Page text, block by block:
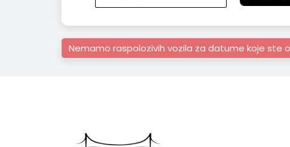
Nemamo raspolozivih vozila za datume koje ste